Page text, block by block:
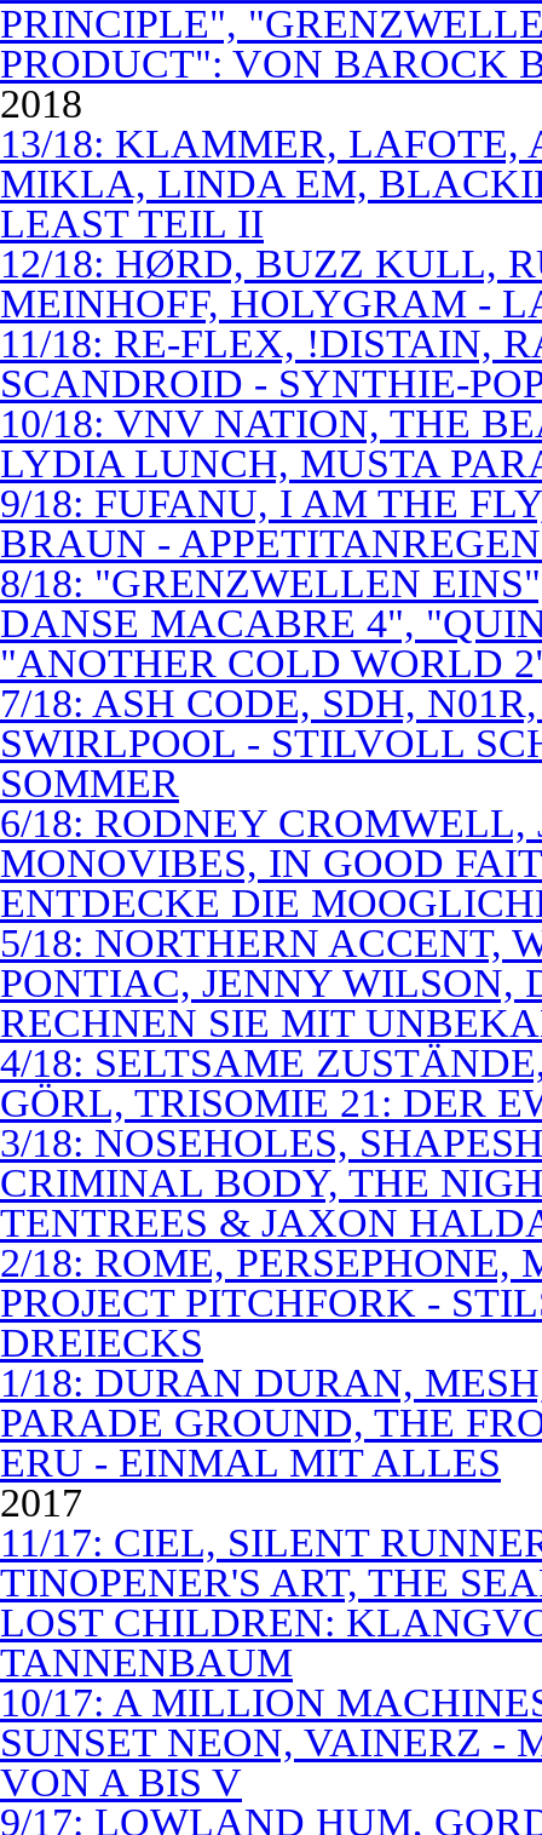
PRINCIPLE",
PRODUCT": VON BAROCK
2018
13/18: KLAMMER,
MIKLA, LINDA EM,
LEAST TEIL II
12/18: HØRD, BUZZ KULL,
MEINHOFF, HOLYGRAM -
11/18: RE-FLEX, !DISTAIN,
SCANDROID - SYNTHIE-
10/18: VNV NATION, THE
LYDIA LUNCH, MUSTA
9/18: FUFANU, I AM THE
BRAUN -
8/18: "GRENZWELLEN
DANSE MACABRE 4",
"ANOTHER COLD WORLD
7/18: ASH CODE, SDH,
SWIRLPOOL - STILVOLL
SOMMER
6/18: RODNEY
MONOVIBES, IN GOOD
ENTDECKE DIE
5/18: NORTHERN ACCENT,
PONTIAC, JENNY WILSON,
RECHNEN SIE MIT
4/18: SELTSAME
GÖRL, TRISOMIE 21: DER
3/18: NOSEHOLES,
CRIMINAL BODY, THE
TENTREES & JAXON
2/18: ROME,
PROJECT PITCHFORK -
DREIECKS
1/18: DURAN DURAN,
PARADE GROUND, THE
ERU - EINMAL MIT ALLES
2017
11/17: CIEL, SILENT
TINOPENER'S ART, THE
LOST CHILDREN:
TANNENBAUM
10/17: A MILLION
SUNSET NEON, VAINERZ -
VON A BIS V
9/17: LOWLAND HUM,